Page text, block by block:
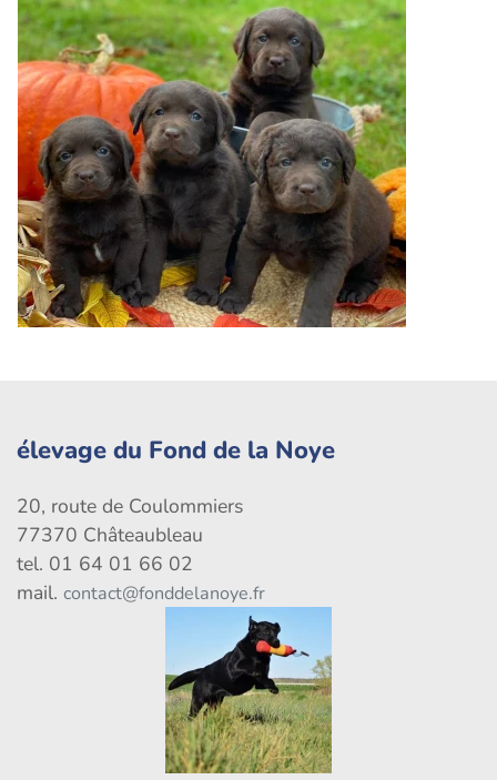
élevage du Fond de la Noye
20, route de Coulommiers
77370 Châteaubleau
tel. 01 64 01 66 02
mail. contact@fonddelanoye.fr